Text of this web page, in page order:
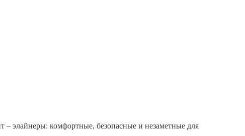
– элайнеры: комфортные, безопасные и незаметные для